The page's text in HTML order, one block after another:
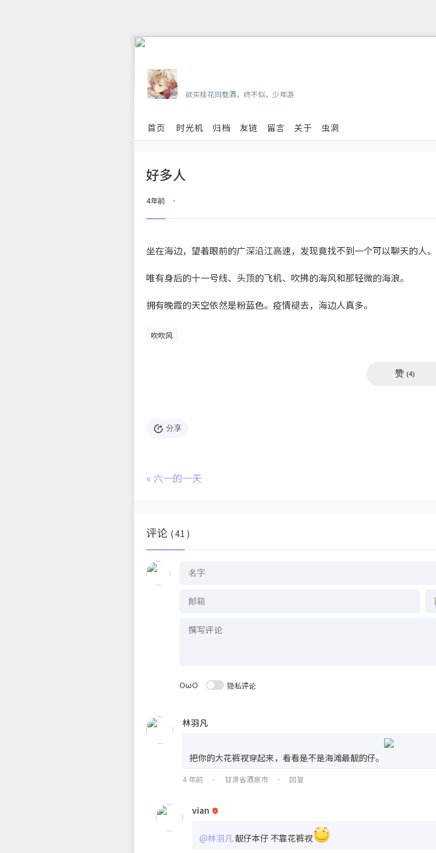
欲买桂花同载酒，终不似，少年游
首页 时光机 归档 友链 留言 关于 虫洞
好多人
4年前 •
坐在海边，望着眼前的广深沿江高速，发现竟找不到一个可以聊天的人。
唯有身后的十一号线、头顶的飞机、吹拂的海风和那轻微的海浪。
拥有晚霞的天空依然是粉蓝色。疫情褪去，海边人真多。
吹吹风
赞 (4)
分享
« 六一的一天
评论 ( 41 )
OωO 隐私评论
林羽凡
把你的大花裤衩穿起来，看看是不是海滩最靓的仔。
4 年前 • 甘肃省酒泉市 • 回复
vian
@林羽凡靓仔本仔 不靠花裤衩